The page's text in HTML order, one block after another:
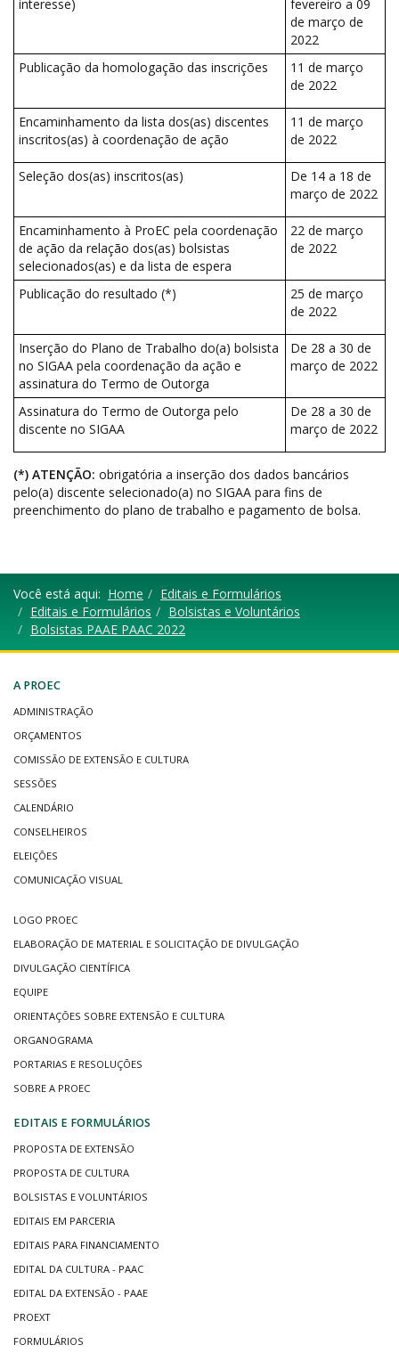
interesse)
fevereiro a 09
de março de
2022
Publicação da homologação das inscrições
11 de março
de 2022
Encaminhamento da lista dos(as) discentes
inscritos(as) à coordenação de ação
11 de março
de 2022
Seleção dos(as) inscritos(as)
De 14 a 18 de
março de 2022
Encaminhamento à ProEC pela coordenação
de ação da relação dos(as) bolsistas
selecionados(as) e da lista de espera
22 de março
de 2022
Publicação do resultado (*)
25 de março
de 2022
Inserção do Plano de Trabalho do(a) bolsista
no SIGAA pela coordenação da ação e
assinatura do Termo de Outorga
De 28 a 30 de
março de 2022
Assinatura do Termo de Outorga pelo
discente no SIGAA
De 28 a 30 de
março de 2022
(*) ATENÇÃO: obrigatória a inserção dos dados bancários
pelo(a) discente selecionado(a) no SIGAA para fins de
preenchimento do plano de trabalho e pagamento de bolsa.
Você está aqui: Home
Editais e Formulários
Editais e Formulários
Bolsistas e Voluntários
Bolsistas PAAE PAAC 2022
A PROEC
ADMINISTRAÇÃO
ORÇAMENTOS
COMISSÃO DE EXTENSÃO E CULTURA
SESSÕES
CALENDÁRIO
CONSELHEIROS
ELEIÇÕES
COMUNICAÇÃO VISUAL
LOGO PROEC
ELABORAÇÃO DE MATERIAL E SOLICITAÇÃO DE DIVULGAÇÃO
DIVULGAÇÃO CIENTÍFICA
EQUIPE
ORIENTAÇÕES SOBRE EXTENSÃO E CULTURA
ORGANOGRAMA
PORTARIAS E RESOLUÇÕES
SOBRE A PROEC
EDITAIS E FORMULÁRIOS
PROPOSTA DE EXTENSÃO
PROPOSTA DE CULTURA
BOLSISTAS E VOLUNTÁRIOS
EDITAIS EM PARCERIA
EDITAIS PARA FINANCIAMENTO
EDITAL DA CULTURA - PAAC
EDITAL DA EXTENSÃO - PAAE
PROEXT
FORMULÁRIOS